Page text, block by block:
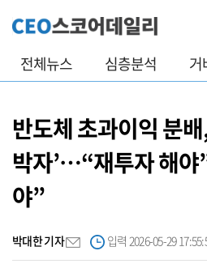
전체뉴스 심층분석 거
반도체 초과이익 분
박자’…“재투자 해야
야”
박대한 기자 입력 2026-05-29